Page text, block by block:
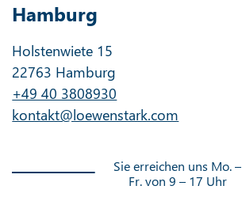
Hamburg
Holstenwiete 15
22763 Hamburg
+49 40 3808930
kontakt@loewenstark.com
Sie erreichen uns Mo. –
Fr. von 9 – 17 Uhr